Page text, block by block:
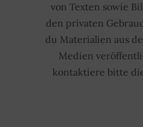
von Texten sowie
den privaten
du Materialien aus
Medien
kontaktiere bitte